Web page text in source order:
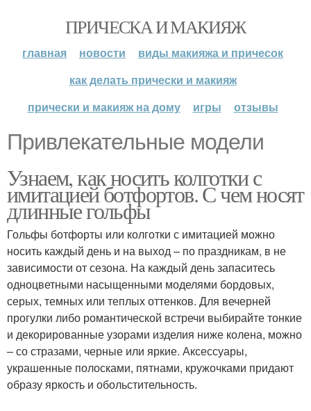
ПРИЧЕСКА И МАКИЯЖ
главная новости
виды макияжа и причесок
как делать прически и макияж
прически и макияж на дому
игры отзывы
Привлекательные модели
Узнаем, как носить колготки с
имитацией ботфортов. С чем носят
длинные гольфы
Гольфы ботфорты или колготки с имитацией можно
носить каждый день и на выход – по праздникам, в не
зависимости от сезона. На каждый день запаситесь
одноцветными насыщенными моделями бордовых,
серых, темных или теплых оттенков. Для вечерней
прогулки либо романтической встречи выбирайте тонкие
и декорированные узорами изделия ниже колена, можно
– со стразами, черные или яркие. Аксессуары,
украшенные полосками, пятнами, кружочками придают
образу яркость и обольстительность.